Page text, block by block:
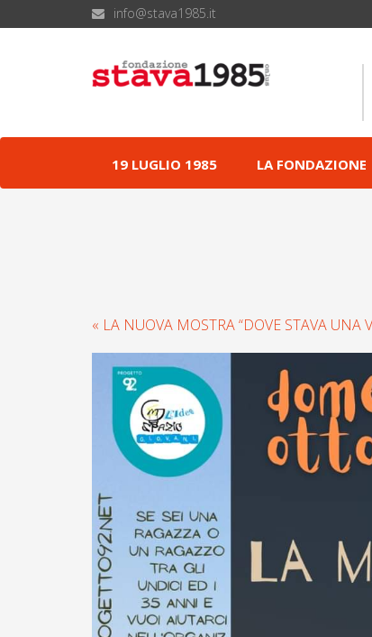
info@stava1985.it
19 LUGLIO 1985 LA FONDAZIONE
« LA NUOVA MOSTRA “DOVE STAVA UNA